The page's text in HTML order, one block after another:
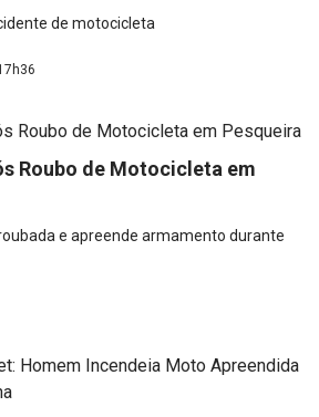
de motocicleta
Roubo de Motocicleta em
e apreende armamento durante